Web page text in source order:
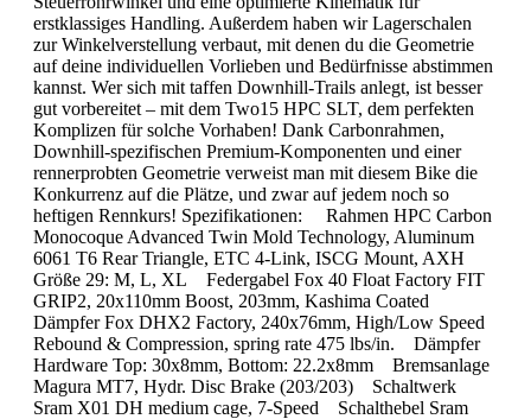
erstklassiges Handling. Außerdem haben wir Lagerschalen
zur Winkelverstellung verbaut, mit denen du die Geometrie
auf deine individuellen Vorlieben und Bedürfnisse abstimmen
kannst. Wer sich mit taffen Downhill-Trails anlegt, ist besser
gut vorbereitet – mit dem Two15 HPC SLT, dem perfekten
Komplizen für solche Vorhaben! Dank Carbonrahmen,
Downhill-spezifischen Premium-Komponenten und einer
rennerprobten Geometrie verweist man mit diesem Bike die
Konkurrenz auf die Plätze, und zwar auf jedem noch so
heftigen Rennkurs! Spezifikationen: Rahmen HPC Carbon
Monocoque Advanced Twin Mold Technology, Aluminum
6061 T6 Rear Triangle, ETC 4-Link, ISCG Mount, AXH
Größe 29: M, L, XL Federgabel Fox 40 Float Factory FIT
GRIP2, 20x110mm Boost, 203mm, Kashima Coated
Dämpfer Fox DHX2 Factory, 240x76mm, High/Low Speed
Rebound & Compression, spring rate 475 lbs/in. Dämpfer
Hardware Top: 30x8mm, Bottom: 22.2x8mm Bremsanlage
Magura MT7, Hydr. Disc Brake (203/203) Schaltwerk
Sram X01 DH medium cage, 7-Speed Schalthebel Sram